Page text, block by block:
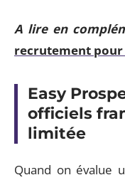
A lire en
recrutement
Easy
officiels
limitée
Quand on évalue